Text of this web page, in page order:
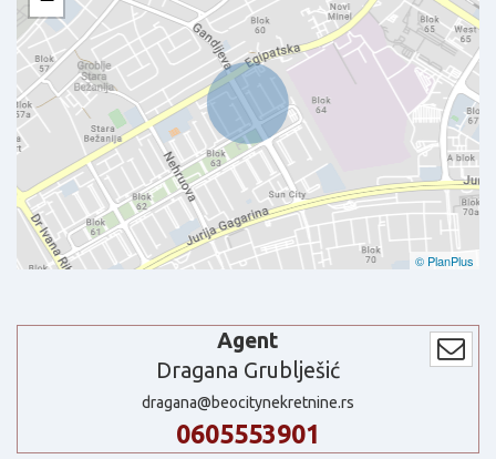
© PlanPlus
Agent
Dragana Grublješić
dragana@beocitynekretnine.rs
0605553901